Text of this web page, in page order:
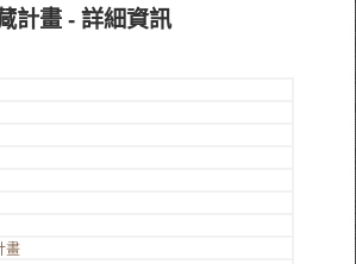
計畫 - 詳細資訊
畫